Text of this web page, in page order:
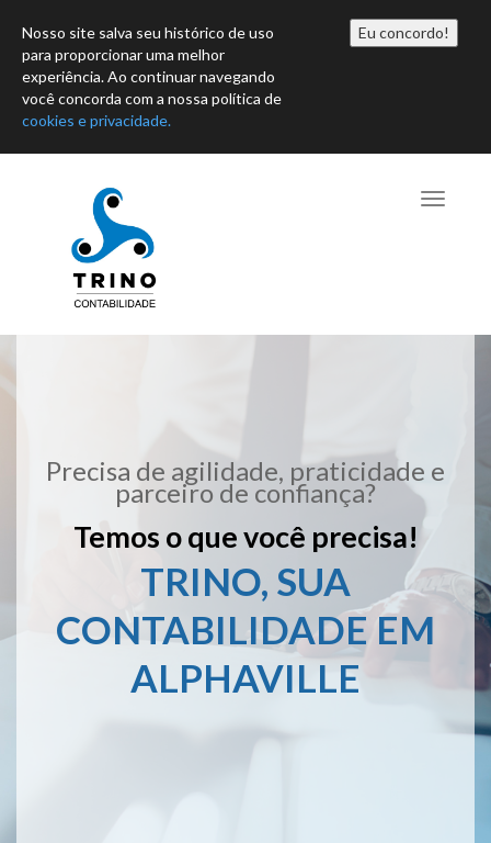
Horário: Seg-Sex 08h00 às 17h30
comercial@trino.cnt.br (11) 99455-9851
Privacidade
Toggle
Precisa de agilidade, praticidade e
parceiro de confiança?
Temos o que você precisa!
TRINO, SUA
CONTABILIDADE EM
ALPHAVILLE
Nosso site salva seu histórico de uso
para proporcionar uma melhor
experiência. Ao continuar navegando
você concorda com a nossa política de
cookies e privacidade.
Eu concordo!